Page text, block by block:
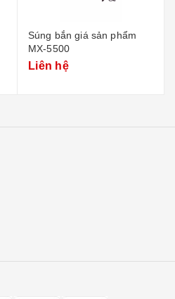
Súng bắn giá sản phẩm
MX-5500
Liên hệ